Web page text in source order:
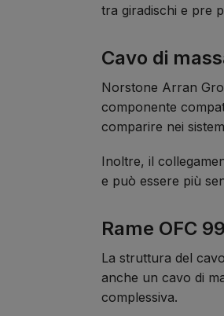
tra giradischi e pre
Cavo di
Norstone Arran
componente
comparire nei
Inoltre, il
e può essere più
Rame OFC
La struttura del
anche un cavo di
complessiva.